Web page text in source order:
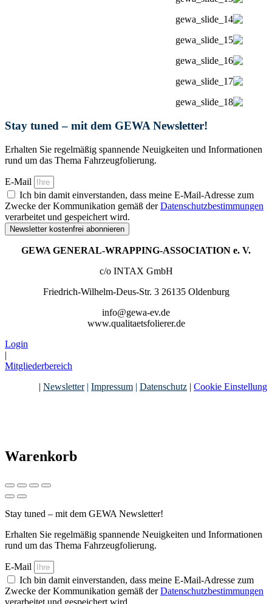
Stay tuned – mit dem GEWA Newsletter!
Erhalten Sie regelmäßig spannende Neuigkeiten und Informationen
rund um das Thema Fahrzeugfolierung.
E-Mail
Ich bin damit einverstanden, dass meine E-Mail-Adresse zum
Zwecke der Kommunikation gemäß derDatenschutzbestimmungen
verarbeitet und gespeichert wird.
Newsletter kostenfrei abonnieren
GEWA GENERAL-WRAPPING-ASSOCIATION e. V.
c/o INTAX GmbH
Friedrich-Wilhelm-Deus-Str. 3 26135 Oldenburg
info@gewa-ev.de
www.qualitaetsfolierer.de
Login
|
Mitgliederbereich
| Newsletter| Impressum | Datenschutz | Cookie Einstellung
Warenkorb
Stay tuned – mit dem GEWA Newsletter!
Erhalten Sie regelmäßig spannende Neuigkeiten und Informationen
rund um das Thema Fahrzeugfolierung.
E-Mail
Ich bin damit einverstanden, dass meine E-Mail-Adresse zum
Zwecke der Kommunikation gemäß derDatenschutzbestimmungen
verarbeitet und gespeichert wird.